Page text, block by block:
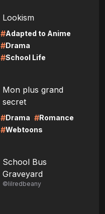
Lookism
#Adapted to Anime
#Drama
#School Life
Mon plus grand
secret
#Drama #Romance
#Webtoons
School Bus
Graveyard
©lilredbeany